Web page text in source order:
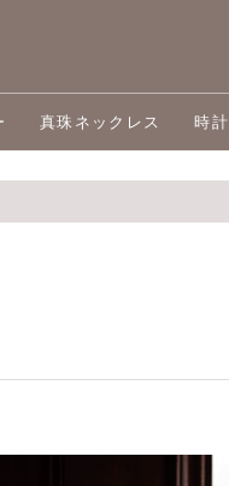
真珠ネックレス 時計